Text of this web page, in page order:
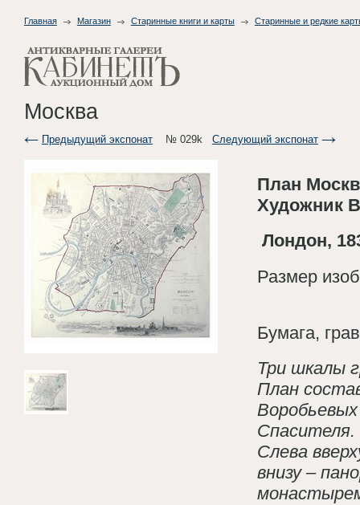
Главная Магазин Старинные книги и карты Старинные и редкие
Москва
Предыдущий экспонат№ 029k Следующий экспонат
План
Художник
Лондон,
Размер
Бумага,
Три шкалы
План
Спасителя.
Слева
внизу –